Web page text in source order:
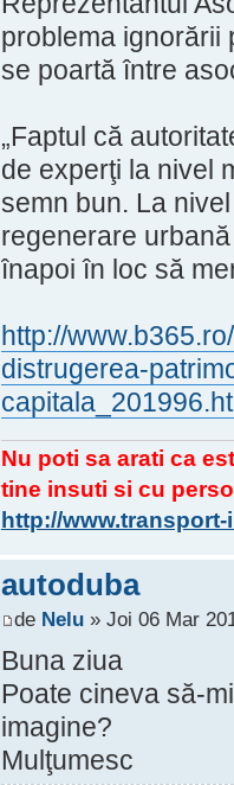
problema ignorării
se poartă între
„Faptul că
de experţi la nivel
semn bun. La
regenerare
înapoi în loc să
http://
distrugerea-
Nu poti sa arati ca
tine insuti si cu
http://
autoduba
de Nelu» Joi 06 Mar
Buna ziua
Poate cineva să-
imagine?
Mulţumesc